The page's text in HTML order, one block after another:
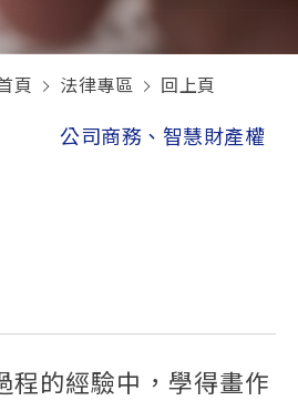
頁 法律專區 回上頁
公司商務、智慧財產權
程的經驗中，學得畫作